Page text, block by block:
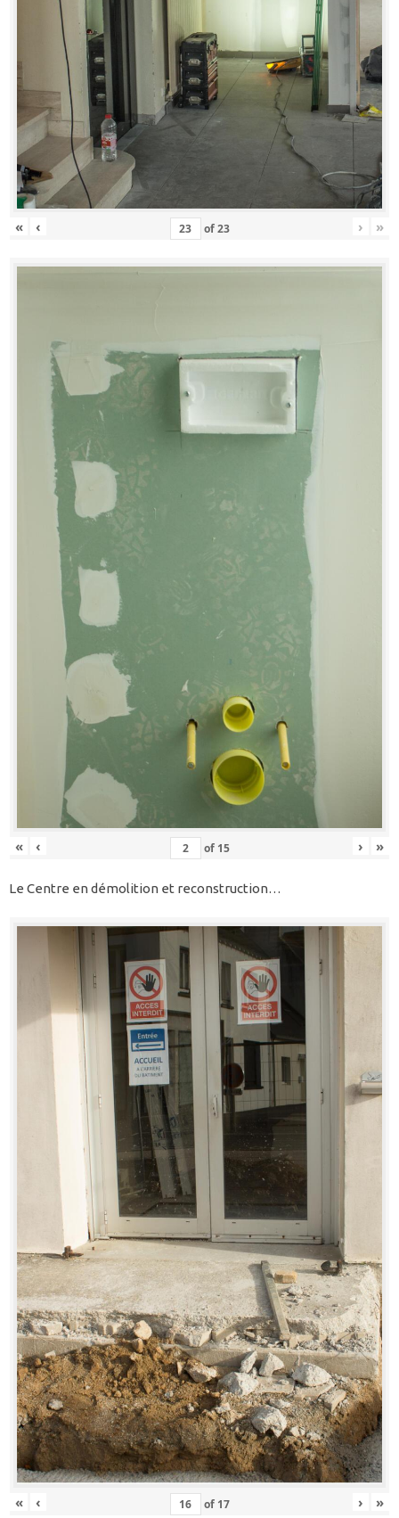
« ‹ of23 › »
« ‹ of 15 › »
Le Centre en démolition et reconstruction…
« ‹ of 17 › »